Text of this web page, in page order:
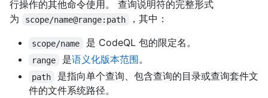
行操作的其他命令使用。 查询说明符的完整形式
为
scope/name@range:path ，其中：
scope/name 是 CodeQL 包的限定名。
range 是语义化版本范围。
path
是指向单个查询、包含查询的目录或查询套件文
件的文件系统路径。